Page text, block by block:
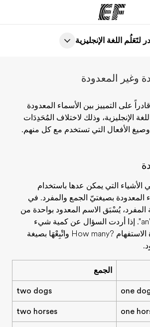
لتَعَلُم اللغة الإنجليزية
وغير المعدودة
على التمييز بين الأسماء المعدودة
الإنجليزية، وذلك لاختلاف المُحَدِدَات
وصيغ الأفعال التي تستخدم مع كل منهم.
الأشياء التي يمكن عدها باستخدام
المعدودة بصيغتيّ الجمع والمفرد. في
يُسْبَق الاسم المعدود بواحدة من
أداتيّ التنكير "a" أو "an". إذا أردت السؤال عن كمية شيء
How many? واتْبِعْهَا بصيغة
الجمع
one
two dogs
one
two horses